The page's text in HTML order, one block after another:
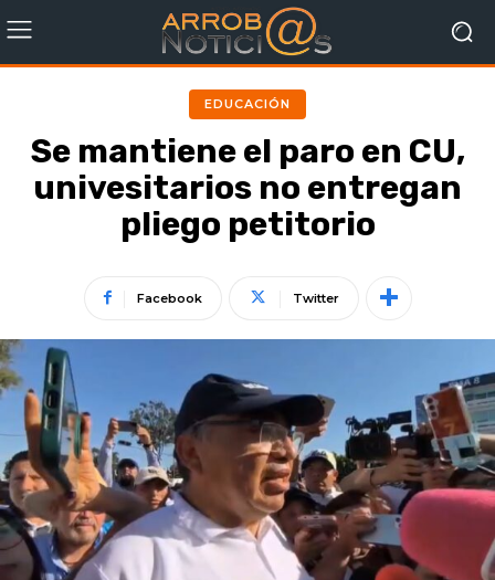
EDUCACIÓN
Se mantiene el paro en CU,
univesitarios no entregan
pliego petitorio
Facebook Twitter